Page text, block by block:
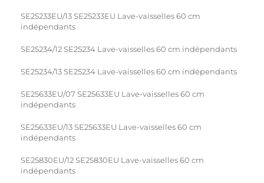
SE25233EU/13 SE25233EU Lave-vaisselles 60 cm
indépendants
SE25234/12 SE25234 Lave-vaisselles 60 cm indépendants
SE25234/13 SE25234 Lave-vaisselles 60 cm indépendants
SE25633EU/07 SE25633EU Lave-vaisselles 60 cm
indépendants
SE25633EU/13 SE25633EU Lave-vaisselles 60 cm
indépendants
SE25830EU/12 SE25830EU Lave-vaisselles 60 cm
indépendants